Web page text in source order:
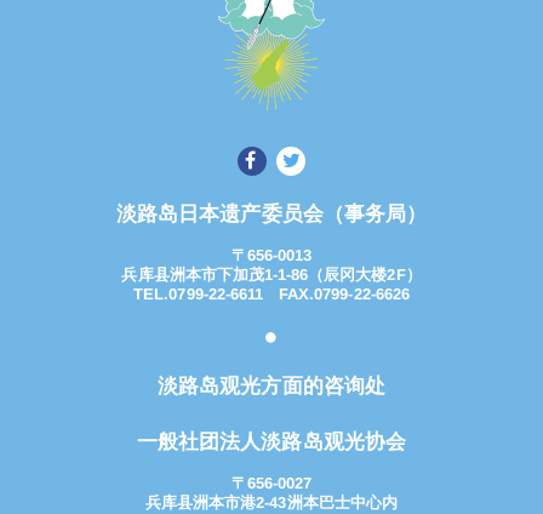
淡路岛日本遗产委员会（事务局）
〒656-0013
兵库县洲本市下加茂1-1-86（辰冈大楼2F）
TEL.0799-22-6611 FAX.0799-22-6626
淡路岛观光方面的咨询处
一般社团法人淡路岛观光协会
〒656-0027
兵库县洲本市港2-43洲本巴士中心内